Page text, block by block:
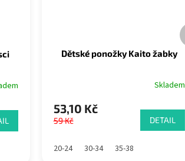
Dětské ponožky Kaito žabky
Skladem
53,10 Kč
59 Kč DETAIL
20-24 30-34 35-38